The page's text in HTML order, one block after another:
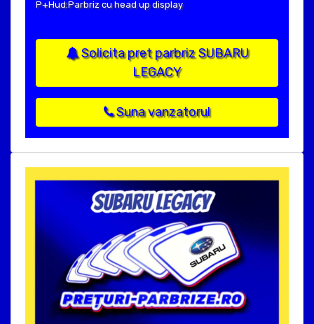
P+Hud:Parbriz cu head up display
Solicita pret parbriz SUBARU
LEGACY
Suna vanzatorul